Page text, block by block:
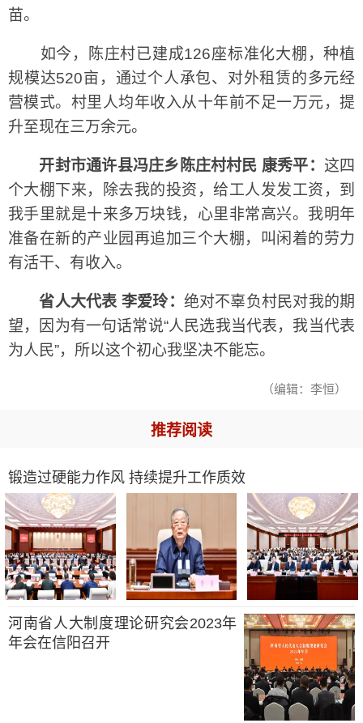
苗。
如今，陈庄村已建成126座标准化大棚，种植
规模达520亩，通过个人承包、对外租赁的多元经
营模式。村里人均年收入从十年前不足一万元，提
升至现在三万余元。
开封市通许县冯庄乡陈庄村村民 康秀平： 这四
个大棚下来，除去我的投资，给工人发发工资，到
我手里就是十来多万块钱，心里非常高兴。我明年
准备在新的产业园再追加三个大棚，叫闲着的劳力
有活干、有收入。
省人大代表 李爱玲： 绝对不辜负村民对我的期
望，因为有一句话常说“人民选我当代表，我当代表
为人民”，所以这个初心我坚决不能忘。
（编辑：李恒）
推荐阅读
锻造过硬能力作风 持续提升工作质效
河南省人大制度理论研究会2023年
年会在信阳召开